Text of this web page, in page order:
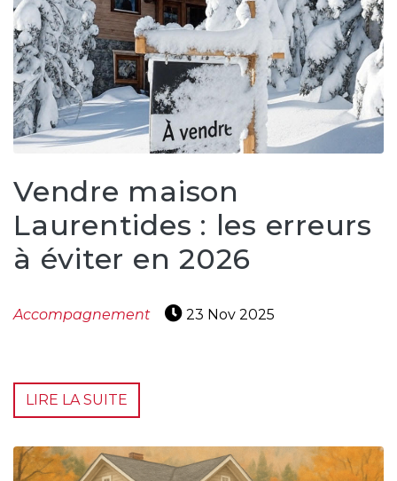
Vendre maison
Laurentides : les erreurs
à éviter en 2026
Accompagnement 23 Nov 2025
LIRE LA SUITE